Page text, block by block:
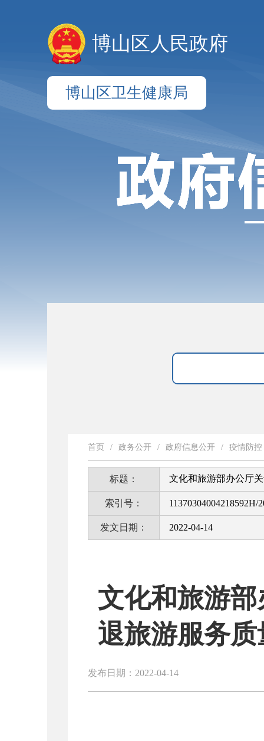
博山区人民政府
博山区卫生健康局
首页 / 政务公开 / 政府信息公开 / 疫情防控
标题： 文化和旅游部办公厅
索引号： 11370304004218592H/
发文日期： 2022-04-14
文化和旅游
退旅游服务
发布日期：2022-04-14